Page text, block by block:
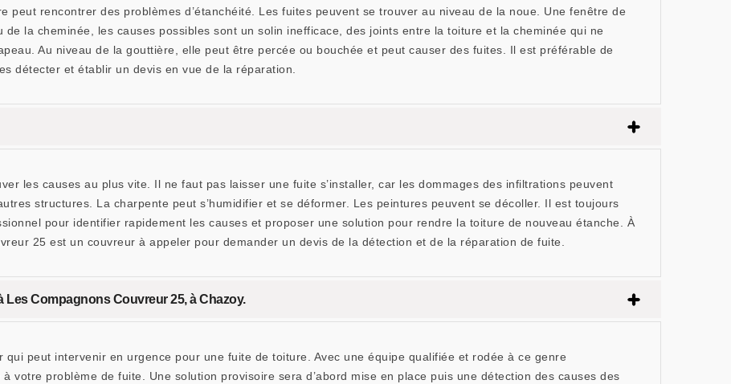
peut rencontrer des problèmes d’étanchéité. Les fuites peuvent se trouver au niveau de la noue. Une fenêtre de
de la cheminée, les causes possibles sont un solin inefficace, des joints entre la toiture et la cheminée qui ne
Au niveau de la gouttière, elle peut être percée ou bouchée et peut causer des fuites. Il est préférable de
détecter et établir un devis en vue de la réparation.
les causes au plus vite. Il ne faut pas laisser une fuite s’installer, car les dommages des infiltrations peuvent
structures. La charpente peut s’humidifier et se déformer. Les peintures peuvent se décoller. Il est toujours
pour identifier rapidement les causes et proposer une solution pour rendre la toiture de nouveau étanche. À
25 est un couvreur à appeler pour demander un devis de la détection et de la réparation de fuite.
Les Compagnons Couvreur 25, à Chazoy.
qui peut intervenir en urgence pour une fuite de toiture. Avec une équipe qualifiée et rodée à ce genre
votre problème de fuite. Une solution provisoire sera d’abord mise en place puis une détection des causes des